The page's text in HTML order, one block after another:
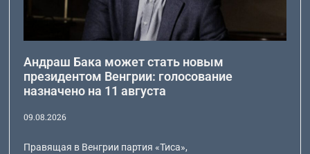
Андраш Бака может стать новым
президентом Венгрии: голосование
назначено на 11 августа
09.08.2026
Правящая в Венгрии партия «Тиса»,